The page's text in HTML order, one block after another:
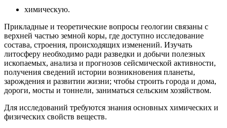
химическую.
Прикладные и теоретические вопросы геологии связаны с
верхней частью земной коры, где доступно исследование
состава, строения, происходящих изменений. Изучать
литосферу необходимо ради разведки и добычи полезных
ископаемых, анализа и прогнозов сейсмической активности,
получения сведений истории возникновения планеты,
зарождения и развитии жизни; чтобы строить города и дома,
дороги, мосты и тоннели, заниматься сельским хозяйством.
Для исследований требуются знания основных химических и
физических свойств веществ.